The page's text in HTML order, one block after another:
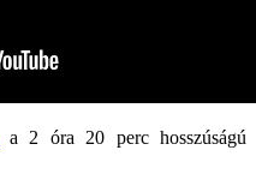
a 2 óra 20 perc hosszúságú